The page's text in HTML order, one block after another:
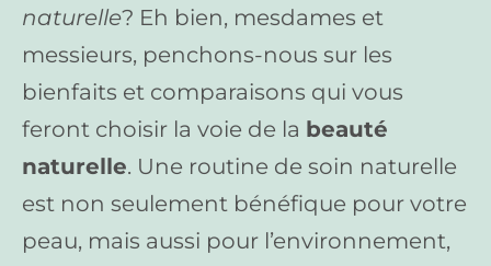
naturelle? Eh bien, mesdames et
messieurs, penchons-nous sur les
bienfaits et comparaisons qui vous
feront choisir la voie de la beauté
naturelle. Une routine de soin naturelle
est non seulement bénéfique pour votre
peau, mais aussi pour l’environnement,